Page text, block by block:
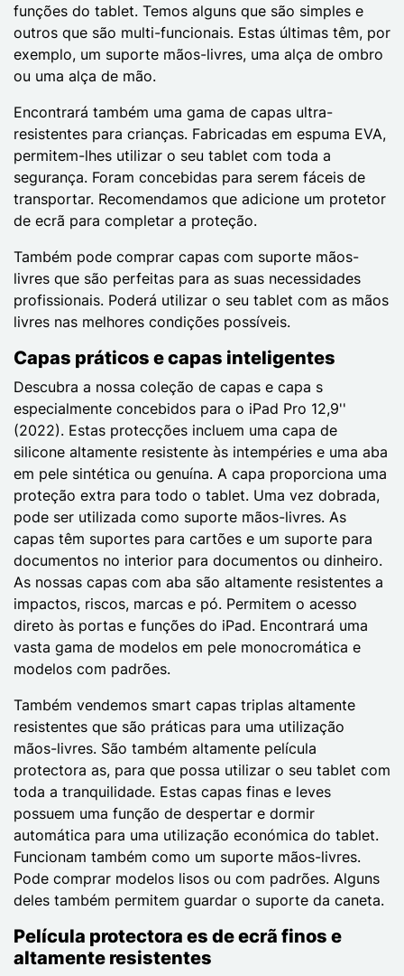
funções do tablet. Temos alguns que são simples e
outros que são multi-funcionais. Estas últimas têm, por
exemplo, um suporte mãos-livres, uma alça de ombro
ou uma alça de mão.
Encontrará também uma gama de capas ultra-
resistentes para crianças. Fabricadas em espuma EVA,
permitem-lhes utilizar o seu tablet com toda a
segurança. Foram concebidas para serem fáceis de
transportar. Recomendamos que adicione um protetor
de ecrã para completar a proteção.
Também pode comprar capas com suporte mãos-
livres que são perfeitas para as suas necessidades
profissionais. Poderá utilizar o seu tablet com as mãos
livres nas melhores condições possíveis.
Capas práticos e capas inteligentes
Descubra a nossa coleção de capas e capa s
especialmente concebidos para o iPad Pro 12,9''
(2022). Estas protecções incluem uma capa de
silicone altamente resistente às intempéries e uma aba
em pele sintética ou genuína. A capa proporciona uma
proteção extra para todo o tablet. Uma vez dobrada,
pode ser utilizada como suporte mãos-livres. As
capas têm suportes para cartões e um suporte para
documentos no interior para documentos ou dinheiro.
As nossas capas com aba são altamente resistentes a
impactos, riscos, marcas e pó. Permitem o acesso
direto às portas e funções do iPad. Encontrará uma
vasta gama de modelos em pele monocromática e
modelos com padrões.
Também vendemos smart capas triplas altamente
resistentes que são práticas para uma utilização
mãos-livres. São também altamente película
protectora as, para que possa utilizar o seu tablet com
toda a tranquilidade. Estas capas finas e leves
possuem uma função de despertar e dormir
automática para uma utilização económica do tablet.
Funcionam também como um suporte mãos-livres.
Pode comprar modelos lisos ou com padrões. Alguns
deles também permitem guardar o suporte da caneta.
Película protectora es de ecrã finos e
altamente resistentes